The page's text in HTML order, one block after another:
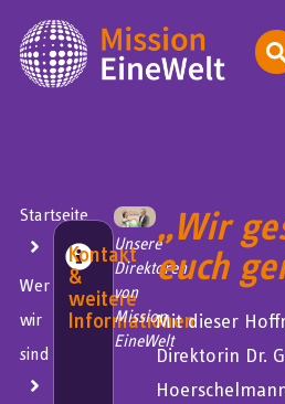
Startseite
Wer
wir
sind
Kontakt
&
weitere
Informationen
Unsere
Direktoren
von
Mission
EineWelt
„Wir
euch
Mit dieser
Direktorin Dr.